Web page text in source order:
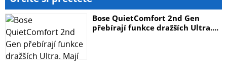
Bose QuietComfort 2nd Gen
přebírají funkce dražších Ultra....